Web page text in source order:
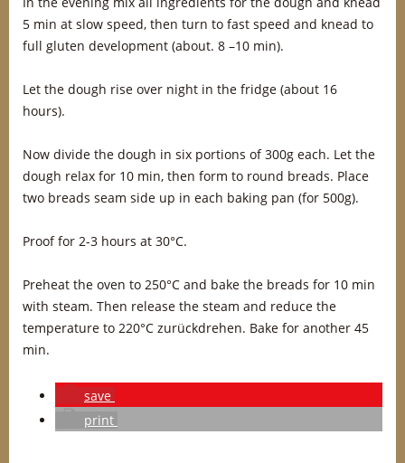
5 min at slow speed, then turn to fast speed and knead to
full gluten development (about. 8 –10 min).
Let the dough rise over night in the fridge (about 16
hours).
Now divide the dough in six portions of 300g each. Let the
dough relax for 10 min, then form to round breads. Place
two breads seam side up in each baking pan (for 500g).
Proof for 2-3 hours at 30°C.
Preheat the oven to 250°C and bake the breads for 10 min
with steam. Then release the steam and reduce the
temperature to 220°C zurückdrehen. Bake for another 45
min.
save
print